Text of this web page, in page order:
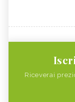
Riceverai